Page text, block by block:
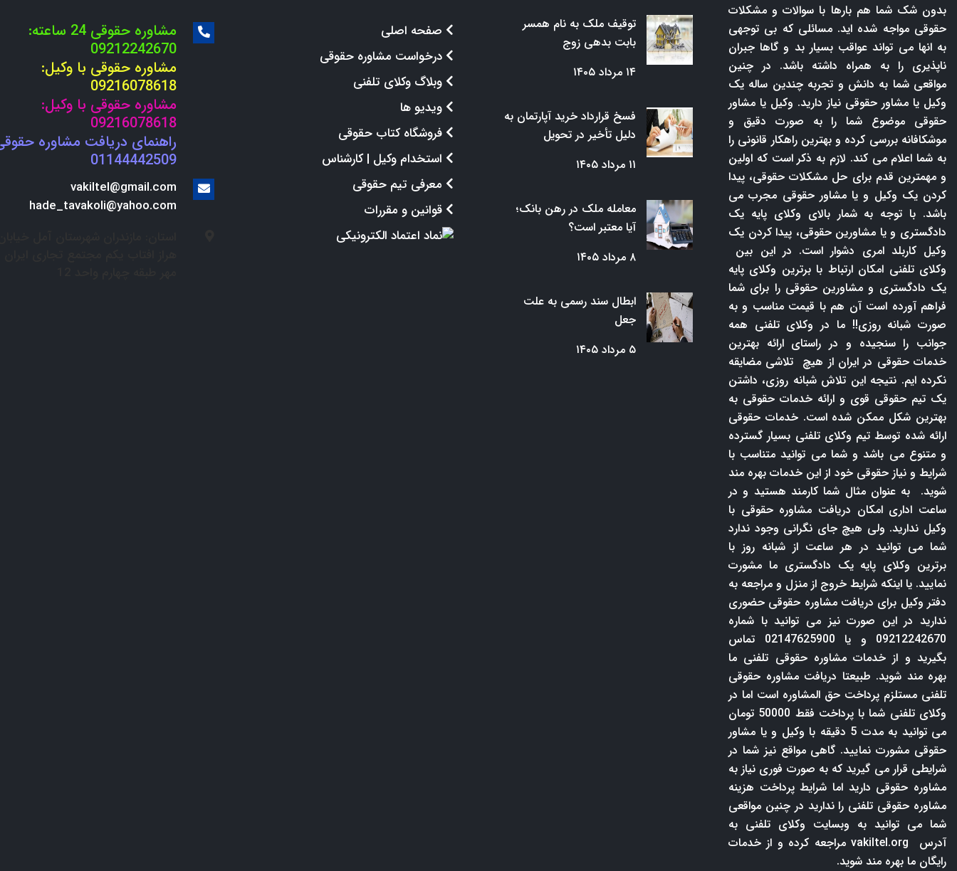
بدون شک شما هم بارها با سوالات و مشکلات
حقوقی مواجه شده اید. مسائلی که بی توجهی
به انها می تواند عواقب بسیار بد و گاها جبران
ناپذیری را به همراه داشته باشد. در چنین
مواقعی شما به دانش و تجربه چندین ساله یک
وکیل یا مشاور حقوقی نیاز دارید. وکیل یا مشاور
حقوقی موضوع شما را به صورت دقیق و
موشکافانه بررسی کرده و بهترین راهکار قانونی را
به شما اعلام می کند. لازم به ذکر است که اولین
و مهمترین قدم برای حل مشکلات حقوقی، پیدا
کردن یک وکیل و یا مشاور حقوقی مجرب می
باشد. با توجه به شمار بالای وکلای پایه یک
دادگستری و یا مشاورین حقوقی، پیدا کردن یک
وکیل کاربلد امری دشوار است. در این بین
وکلای تلفنی امکان ارتباط با برترین وکلای پایه
یک دادگستری و مشاورین حقوقی را برای شما
فراهم آورده است آن هم با قیمت مناسب و به
صورت شبانه روزی!! ما در وکلای تلفنی همه
جوانب را سنجیده و در راستای ارائه بهترین
خدمات حقوقی در ایران از هیچ تلاشی مضایقه
نکرده ایم. نتیجه این تلاش شبانه روزی، داشتن
یک تیم حقوقی قوی و ارائه خدمات حقوقی به
بهترین شکل ممکن شده است. خدمات حقوقی
ارائه شده توسط تیم وکلای تلفنی بسیار گسترده
و متنوع می باشد و شما می توانید متناسب با
شرایط و نیاز حقوقی خود از این خدمات بهره مند
شوید. به عنوان مثال شما کارمند هستید و در
ساعت اداری امکان دریافت مشاوره حقوقی با
وکیل ندارید. ولی هیچ جای نگرانی وجود ندارد
شما می توانید در هر ساعت از شبانه روز با
برترین وکلای پایه یک دادگستری ما مشورت
نمایید. یا اینکه شرایط خروج از منزل و مراجعه به
دفتر وکیل برای دریافت مشاوره حقوقی حضوری
ندارید در این صورت نیز می توانید با شماره
09212242670 و یا 02147625900 تماس
بگیرید و از خدمات مشاوره حقوقی تلفنی ما
بهره مند شوید. طبیعتا دریافت مشاوره حقوقی
تلفنی مستلزم پرداخت حق المشاوره است اما در
وکلای تلفنی شما با پرداخت فقط 50000 تومان
می توانید به مدت 5 دقیقه با وکیل و یا مشاور
حقوقی مشورت نمایید. گاهی مواقع نیز شما در
شرایطی قرار می گیرید که به صورت فوری نیاز به
مشاوره حقوقی دارید اما شرایط پرداخت هزینه
مشاوره حقوقی تلفنی را ندارید در چنین مواقعی
شما می توانید به وبسایت وکلای تلفنی به
آدرس
vakiltel.orgمراجعه کرده و از خدمات
رایگان ما بهره مند شوید.
توقیف ملک به نام همسر
بابت بدهی زوج
۱۴ مرداد ۱۴۰۵
فسخ قرارداد خرید آپارتمان به
دلیل تأخیر در تحویل
۱۱ مرداد ۱۴۰۵
معامله ملک در رهن بانک؛
آیا معتبر است؟
۸ مرداد ۱۴۰۵
ابطال سند رسمی به علت
جعل
۵ مرداد ۱۴۰۵
صفحه اصلی
درخواست مشاوره حقوقی
وبلاگ وکلای تلفنی
ویدیو ها
فروشگاه کتاب حقوقی
استخدام وکیل | کارشناس
معرفی تیم حقوقی
قوانین و مقررات
مشاوره حقوقی 24 ساعته:
09212242670
مشاوره حقوقی با وکیل:
09216078618
مشاوره حقوقی با وکیل:
09216078618
راهنمای دریافت مشاوره
01144442509
vakiltel@gmail.com
hade_tavakoli@yahoo.com